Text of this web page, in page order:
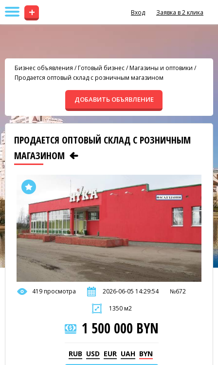
+ Вход Заявка в 2 клика
Бизнес объявления /Готовый бизнес/Магазины и оптовики /
Продается оптовый склад с розничным магазином
ДОБАВИТЬ ОБЪЯВЛЕНИЕ
ПРОДАЕТСЯ ОПТОВЫЙ СКЛАД С РОЗНИЧНЫМ
МАГАЗИНОМ
419 просмотра 2026-06-05 14:29:54 №672
1350 м2
1 500 000 BYN
RUB USD EUR UAH BYN